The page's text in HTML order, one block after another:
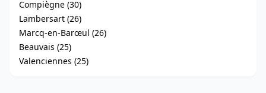
Compiègne (30)
Lambersart (26)
Marcq-en-Barœul (26)
Beauvais (25)
Valenciennes (25)